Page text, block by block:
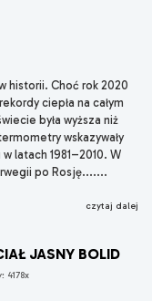
historii. Choć rok 2020
ciepła na całym
była wyższa niż
wskazywały
latach 1981–2010. W
po Rosję.......
czytaj dalej
JASNY BOLID
4178x